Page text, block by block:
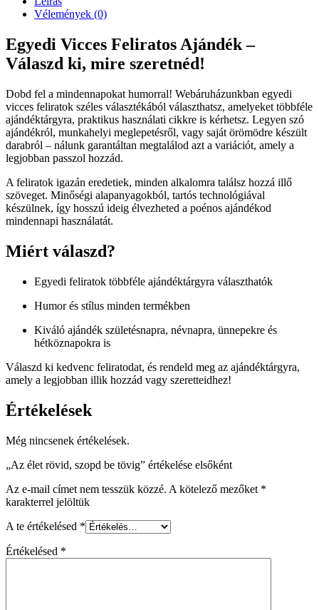
Vélemények (0)
Egyedi Vicces Feliratos Ajándék –
Válaszd ki, mire szeretnéd!
Dobd fel a mindennapokat humorral! Webáruházunkban egyedi
vicces feliratok széles választékából választhatsz, amelyeket többféle
ajándéktárgyra, praktikus használati cikkre is kérhetsz. Legyen szó
ajándékról, munkahelyi meglepetésről, vagy saját örömödre készült
darabról – nálunk garantáltan megtalálod azt a variációt, amely a
legjobban passzol hozzád.
A feliratok igazán eredetiek, minden alkalomra találsz hozzá illő
szöveget. Minőségi alapanyagokból, tartós technológiával
készülnek, így hosszú ideig élvezheted a poénos ajándékod
mindennapi használatát.
Miért válaszd?
Egyedi feliratok többféle ajándéktárgyra választhatók
Humor és stílus minden termékben
Kiváló ajándék születésnapra, névnapra, ünnepekre és
hétköznapokra is
Válaszd ki kedvenc feliratodat, és rendeld meg az ajándéktárgyra,
amely a legjobban illik hozzád vagy szeretteidhez!
Értékelések
Még nincsenek értékelések.
„Az élet rövid, szopd be tövig” értékelése elsőként
Az e-mail címet nem tesszük közzé. A kötelező mezőket *
karakterrel jelöltük
A te értékelésed *
Értékelésed *